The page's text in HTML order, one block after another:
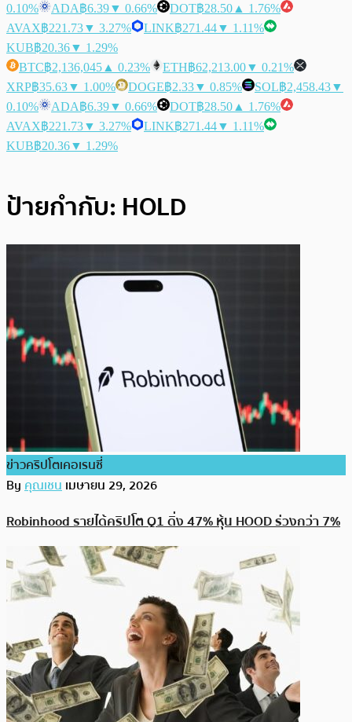
0.10%
ADA฿6.39▼ 0.66% DOT฿28.50 ▲ 1.76%
AVAX฿221.73▼ 3.27% LINK฿271.44▼ 1.11%
KUB฿20.36▼ 1.29%
BTC฿2,136,045 ▲ 0.23% ETH฿62,213.00▼ 0.21%
XRP฿35.63▼ 1.00% DOGE฿2.33▼ 0.85% SOL฿2,458.43▼
0.10%
ADA฿6.39▼ 0.66% DOT฿28.50 ▲ 1.76%
AVAX฿221.73▼ 3.27% LINK฿271.44▼ 1.11%
KUB฿20.36▼ 1.29%
ป้ายกำกับ: HOLD
ข่าวคริปโตเคอเรนซี่
Byคุณเชนเมษายน 29, 2026
Robinhood รายได้คริปโต Q1 ดิ่ง 47% หุ้น HOOD ร่วงกว่า 7%